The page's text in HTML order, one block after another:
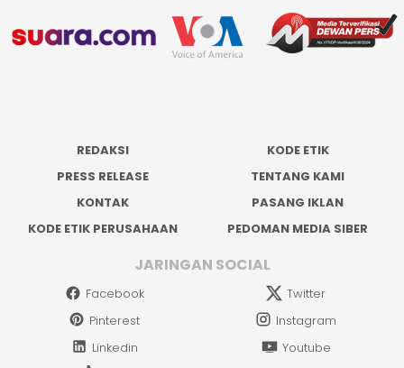
REDAKSI
KODE ETIK
PRESS RELEASE
TENTANG KAMI
KONTAK
PASANG IKLAN
KODE ETIK PERUSAHAAN
PEDOMAN MEDIA SIBER
JARINGAN SOCIAL
Facebook
Twitter
Pinterest
Instagram
Linkedin
Youtube